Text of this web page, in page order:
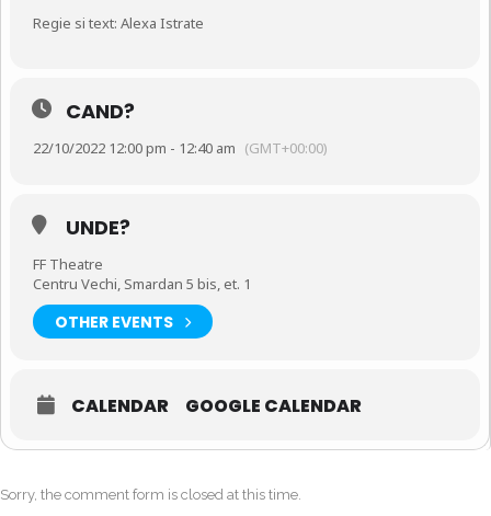
Regie si text: Alexa Istrate
CAND?
22/10/2022 12:00 pm - 12:40 am (GMT+00:00)
UNDE?
FF Theatre
Centru Vechi, Smardan 5 bis, et. 1
OTHER EVENTS
CALENDAR GOOGLE CALENDAR
Sorry, the comment form is closed at this time.